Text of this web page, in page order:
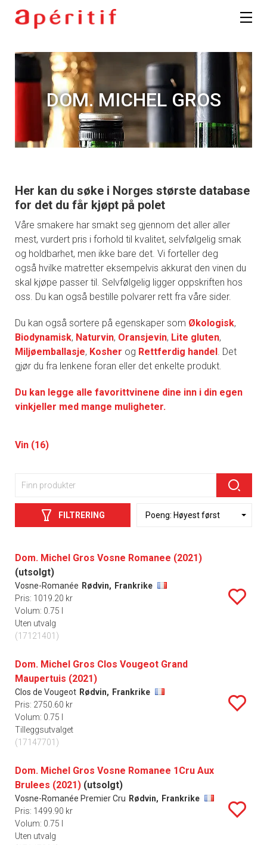
DOM. MICHEL GROS
Her kan du søke i Norges største database
for det du får kjøpt på polet
Våre smakere har smakt seg gjennom det aller aller
mest, vurdert pris i forhold til kvalitet, selvfølgelig smak
og holdbarhet, men ikke bare det. Vi forteller deg
også hvilke matretter eksempelvis akkurat den vinen du
skal kjøpe passer til. Selvfølgelig ligger oppskriften hos
oss. Du kan også bestille polvarer rett fra våre sider.
Du kan også sortere på egenskaper som Økologisk,
Biodynamisk, Naturvin, Oransjevin, Lite gluten,
Miljøemballasje, Kosher og Rettferdig handel. Det
gjør du fra lenkene foran eller det enkelte produkt.
Du kan legge alle favorittvinene dine inn i din egen
vinkjeller med mange muligheter.
Vin (16)
FILTRERING
Dom. Michel Gros Vosne Romanee (2021)
(utsolgt)
Vosne-Romanée Rødvin, Frankrike
Pris: 1019.20 kr
Volum: 0.75 l
Uten utvalg
(17121401)
Dom. Michel Gros Clos Vougeot Grand
Maupertuis (2021)
Clos de Vougeot Rødvin, Frankrike
Pris: 2750.60 kr
Volum: 0.75 l
Tilleggsutvalget
(17147701)
Dom. Michel Gros Vosne Romanee 1Cru Aux
Brulees (2021) (utsolgt)
Vosne-Romanée Premier Cru Rødvin, Frankrike
Pris: 1499.90 kr
Volum: 0.75 l
Uten utvalg